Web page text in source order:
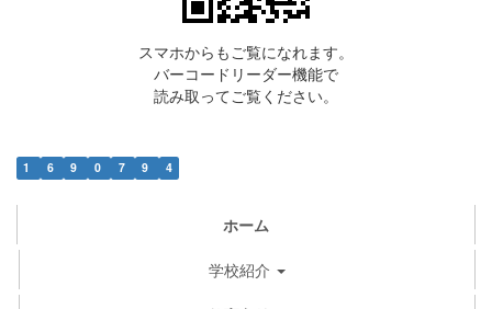
スマホからもご覧になれます。
バーコードリーダー機能で
読み取ってご覧ください。
1 6 9 0 7 9 4
ホーム
学校紹介